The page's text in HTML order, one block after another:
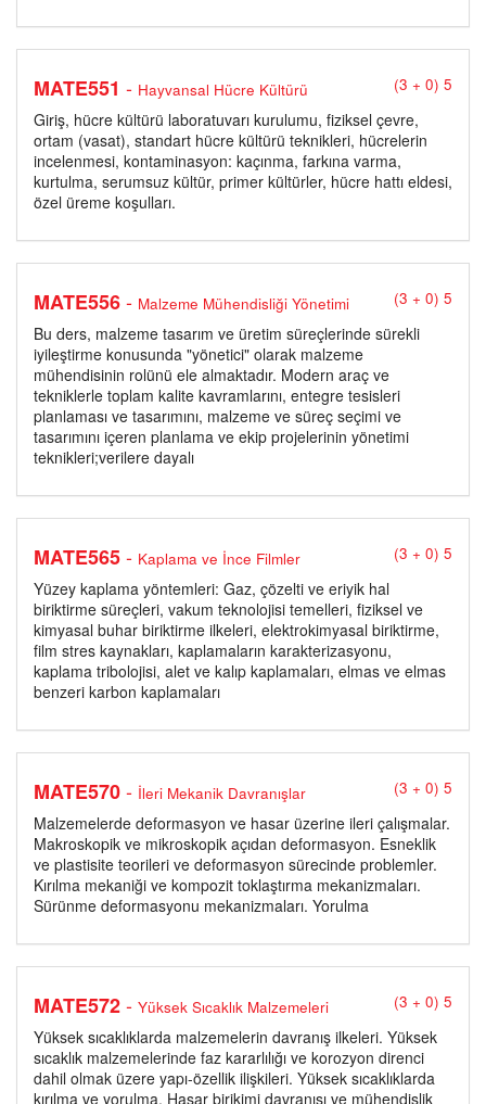
MATE551 - Hayvansal Hücre Kültürü (3 + 0) 5
Giriş, hücre kültürü laboratuvarı kurulumu, fiziksel çevre,
ortam (vasat), standart hücre kültürü teknikleri, hücrelerin
incelenmesi, kontaminasyon: kaçınma, farkına varma,
kurtulma, serumsuz kültür, primer kültürler, hücre hattı eldesi,
özel üreme koşulları.
MATE556- Malzeme Mühendisliği Yönetimi (3 + 0) 5
Bu ders, malzeme tasarım ve üretim süreçlerinde sürekli
iyileştirme konusunda "yönetici" olarak malzeme
mühendisinin rolünü ele almaktadır. Modern araç ve
tekniklerle toplam kalite kavramlarını, entegre tesisleri
planlaması ve tasarımını, malzeme ve süreç seçimi ve
tasarımını içeren planlama ve ekip projelerinin yönetimi
teknikleri;verilere dayalı
MATE565- Kaplama ve İnce Filmler (3 + 0) 5
Yüzey kaplama yöntemleri: Gaz, çözelti ve eriyik hal
biriktirme süreçleri, vakum teknolojisi temelleri, fiziksel ve
kimyasal buhar biriktirme ilkeleri, elektrokimyasal biriktirme,
film stres kaynakları, kaplamaların karakterizasyonu,
kaplama tribolojisi, alet ve kalıp kaplamaları, elmas ve elmas
benzeri karbon kaplamaları
MATE570- İleri Mekanik Davranışlar (3 + 0) 5
Malzemelerde deformasyon ve hasar üzerine ileri çalışmalar.
Makroskopik ve mikroskopik açıdan deformasyon. Esneklik
ve plastisite teorileri ve deformasyon sürecinde problemler.
Kırılma mekaniği ve kompozit toklaştırma mekanizmaları.
Sürünme deformasyonu mekanizmaları. Yorulma
MATE572- Yüksek Sıcaklık Malzemeleri (3 + 0) 5
Yüksek sıcaklıklarda malzemelerin davranış ilkeleri. Yüksek
sıcaklık malzemelerinde faz kararlılığı ve korozyon direnci
dahil olmak üzere yapı-özellik ilişkileri. Yüksek sıcaklıklarda
kırılma ve yorulma. Hasar birikimi davranışı ve mühendislik